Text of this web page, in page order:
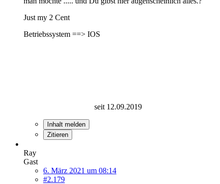
Just my 2 Cent
Betriebssystem ==> IOS
seit 12.09.2019
Inhalt melden
Zitieren
Ray
Gast
6. März 2021 um 08:14
#2.179